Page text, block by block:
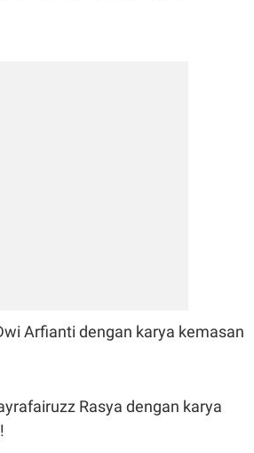
Arfianti dengan karya kemasan
Rasya dengan karya